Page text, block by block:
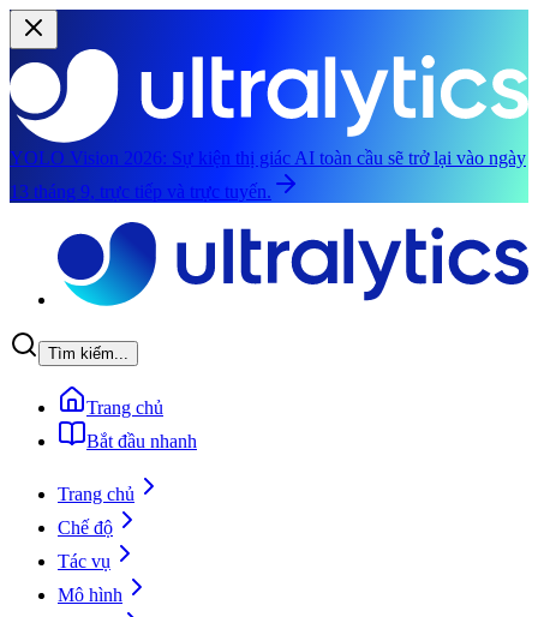
YOLO Vision 2026: Sự kiện thị giác AI toàn cầu sẽ trở lại vào ngày
13 tháng 9, trực tiếp và trực tuyến.
Tìm kiếm...
Trang chủ
Bắt đầu nhanh
Trang chủ
Chế độ
Tác vụ
Mô hình